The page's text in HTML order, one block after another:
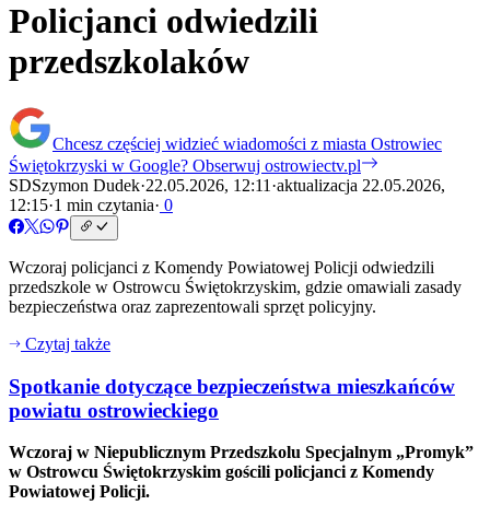
Policjanci odwiedzili
przedszkolaków
Chcesz częściej widzieć wiadomości z miasta Ostrowiec
Świętokrzyski w Google? Obserwuj ostrowiectv.pl
SDSzymon Dudek·22.05.2026, 12:11 ·aktualizacja 22.05.2026,
12:15·1 min czytania· 0
Wczoraj policjanci z Komendy Powiatowej Policji odwiedzili
przedszkole w Ostrowcu Świętokrzyskim, gdzie omawiali zasady
bezpieczeństwa oraz zaprezentowali sprzęt policyjny.
Czytaj także
Spotkanie dotyczące bezpieczeństwa mieszkańców
powiatu ostrowieckiego
Wczoraj w Niepublicznym Przedszkolu Specjalnym „Promyk”
w Ostrowcu Świętokrzyskim gościli policjanci z Komendy
Powiatowej Policji.